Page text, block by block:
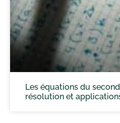
Les équations du
résolution et